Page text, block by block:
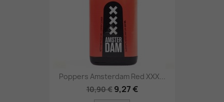
Poppers Amsterdam Red XXX...
10,90 € 9,27 €